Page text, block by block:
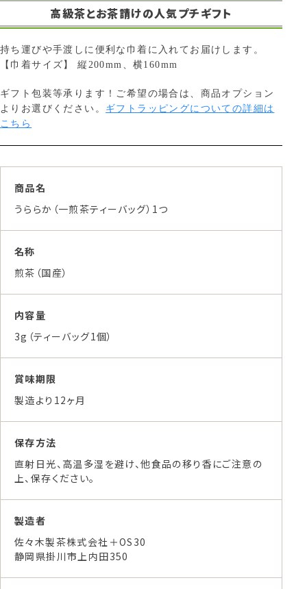
高級茶とお茶請けの人気プチギフト
持ち運びや手渡しに便利な巾着に入れてお届けします。
【巾着サイズ】 縦200mm、横160mm
ギフト包装等承ります！ご希望の場合は、商品オプション
よりお選びください。 ギフトラッピングについての詳細は
こちら
商品名
うららか（一煎茶ティーバッグ）1つ
名称
煎茶（国産）
内容量
3g（ティーバッグ1個）
賞味期限
製造より12ヶ月
保存方法
直射日光、高温多湿を避け、他食品の移り香にご注意の
上、保存ください。
製造者
佐々木製茶株式会社＋OS30
静岡県掛川市上内田350